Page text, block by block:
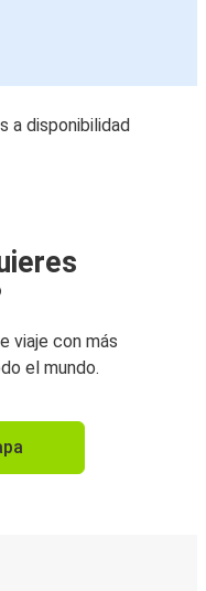
a disponibilidad
viaje con más
el mundo.